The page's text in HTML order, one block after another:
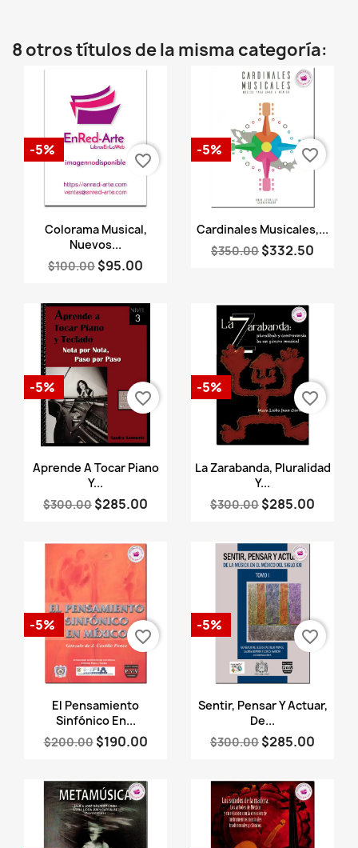
8 otros títulos de la misma categoría:
Vista rápida
Colorama Musical,
Nuevos...
$100.00 $95.00
-5%
favorite_border
Vista rápida
Cardinales Musicales,...
$350.00 $332.50
-5% favorite_border
Vista rápida
Aprende A Tocar Piano
Y...
$300.00 $285.00
-5%
favorite_border
Vista rápida
La Zarabanda, Pluralidad
Y...
$300.00 $285.00
-5%
favorite_border
Vista rápida
El Pensamiento
Sinfónico En...
$200.00 $190.00
-5%
favorite_border
 Vista rápida
Sentir, Pensar Y Actuar,
De...
$300.00 $285.00
-5%
favorite_border